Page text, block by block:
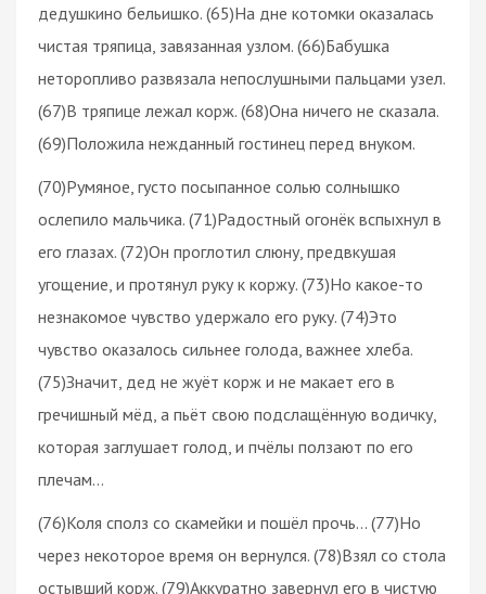
дедушкино бельишко. (65)На дне котомки оказалась
чистая тряпица, завязанная узлом. (66)Бабушка
неторопливо развязала непослушными пальцами узел.
(67)В тряпице лежал корж. (68)Она ничего не сказала.
(69)Положила нежданный гостинец перед внуком.
(70)Румяное, густо посыпанное солью солнышко
ослепило мальчика. (71)Радостный огонёк вспыхнул в
его глазах. (72)Он проглотил слюну, предвкушая
угощение, и протянул руку к коржу. (73)Но какое-то
незнакомое чувство удержало его руку. (74)Это
чувство оказалось сильнее голода, важнее хлеба.
(75)Значит, дед не жуёт корж и не макает его в
гречишный мёд, а пьёт свою подслащённую водичку,
которая заглушает голод, и пчёлы ползают по его
плечам…
(76)Коля сполз со скамейки и пошёл прочь… (77)Но
через некоторое время он вернулся. (78)Взял со стола
остывший корж. (79)Аккуратно завернул его в чистую